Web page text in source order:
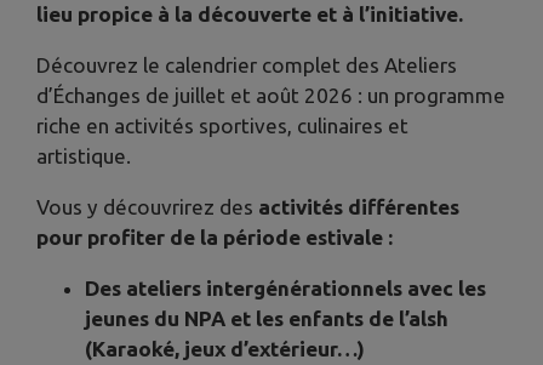
lieu propice à la découverte et à l’initiative.
Découvrez le calendrier complet des Ateliers
d’Échanges de juillet et août 2026 : un programme
riche en activités sportives, culinaires et
artistique.
Vous y découvrirez des activités différentes
pour profiter de la période estivale :
Des ateliers intergénérationnels avec les
jeunes du NPA et les enfants de l’alsh
(Karaoké, jeux d’extérieur…)